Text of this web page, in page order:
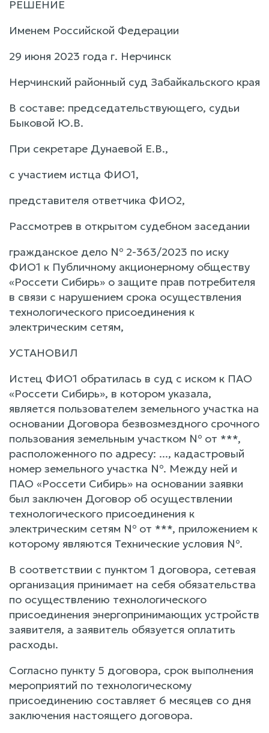
РЕШЕНИЕ
Именем Российской Федерации
29 июня 2023 года г. Нерчинск
Нерчинский районный суд Забайкальского края
В составе: председательствующего, судьи
Быковой Ю.В.
При секретаре Дунаевой Е.В.,
с участием истца ФИО1,
представителя ответчика ФИО2,
Рассмотрев в открытом судебном заседании
гражданское дело № 2-363/2023 по иску
ФИО1 к Публичному акционерному обществу
«Россети Сибирь» о защите прав потребителя
в связи с нарушением срока осуществления
технологического присоединения к
электрическим сетям,
УСТАНОВИЛ
Истец ФИО1 обратилась в суд с иском к ПАО
«Россети Сибирь», в котором указала,
является пользователем земельного участка на
основании Договора безвозмездного срочного
пользования земельным участком № от ***,
расположенного по адресу: ..., кадастровый
номер земельного участка №. Между ней и
ПАО «Россети Сибирь» на основании заявки
был заключен Договор об осуществлении
технологического присоединения к
электрическим сетям № от ***, приложением к
которому являются Технические условия №.
В соответствии с пунктом 1 договора, сетевая
организация принимает на себя обязательства
по осуществлению технологического
присоединения энергопринимающих устройств
заявителя, а заявитель обязуется оплатить
расходы.
Согласно пункту 5 договора, срок выполнения
мероприятий по технологическому
присоединению составляет 6 месяцев со дня
заключения настоящего договора.